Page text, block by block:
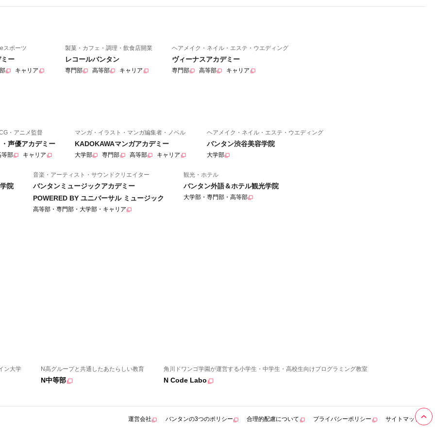
スポーツ
ー
キャリア
製菓・カフェ・調理・飲食店開業
レコールバンタン
専門部 高等部 キャリア
ヘアメイク・ネイル・エステ・ウエディング
ヴィーナスアカデミー
専門部 高等部 キャリア
・アニメ監督
声優アカデミー
等部 キャリア
マンガ・イラスト・マンガ編集者・ノベル
KADOKAWAマンガアカデミー
大学部 専門部 高等部 キャリア
ヘアメイク・ネイル・エステ・ウエディング
バンタン渋谷美容学院
大学部
院
音楽・アーティスト・サウンドクリエイター
バンタンミュージックアカデミー
POWERED BY ユニバーサル ミュージック
高等部・専門部・大学部・キャリア
観光・ホテル
バンタン外語＆ホテル観光学院
大学部・専門部・高等部
ン大学 N高グループと共通したあたらしい教育
N中等部
角川ドワンゴ学園が運営する小学生・中学生・高校生向けプログラミング教室
N Code Labo
運営会社 バンタンの3つのポリシー 合理的配慮について プライバシーポリシー サイトマップ